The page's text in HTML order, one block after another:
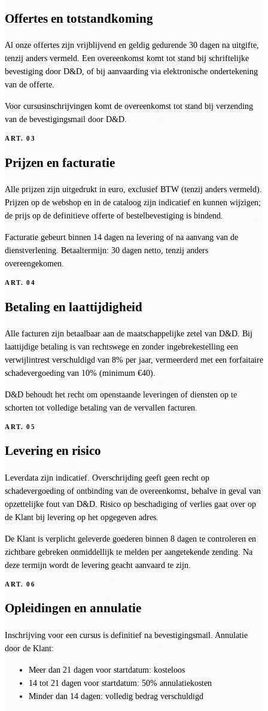
Offertes en totstandkoming
Al onze offertes zijn vrijblijvend en geldig gedurende 30 dagen na uitgifte,
tenzij anders vermeld. Een overeenkomst komt tot stand bij schriftelijke
bevestiging door D&D, of bij aanvaarding via elektronische ondertekening
van de offerte.
Voor cursusinschrijvingen komt de overeenkomst tot stand bij verzending
van de bevestigingsmail door D&D.
ART. 03
Prijzen en facturatie
Alle prijzen zijn uitgedrukt in euro, exclusief BTW (tenzij anders vermeld).
Prijzen op de webshop en in de cataloog zijn indicatief en kunnen wijzigen;
de prijs op de definitieve offerte of bestelbevestiging is bindend.
Facturatie gebeurt binnen 14 dagen na levering of na aanvang van de
dienstverlening. Betaaltermijn: 30 dagen netto, tenzij anders
overeengekomen.
ART. 04
Betaling en laattijdigheid
Alle facturen zijn betaalbaar aan de maatschappelijke zetel van D&D. Bij
laattijdige betaling is van rechtswege en zonder ingebrekestelling een
verwijlintrest verschuldigd van 8% per jaar, vermeerderd met een forfaitaire
schadevergoeding van 10% (minimum €40).
D&D behoudt het recht om openstaande leveringen of diensten op te
schorten tot volledige betaling van de vervallen facturen.
ART. 05
Levering en risico
Leverdata zijn indicatief. Overschrijding geeft geen recht op
schadevergoeding of ontbinding van de overeenkomst, behalve in geval van
opzettelijke fout van D&D. Risico op beschadiging of verlies gaat over op
de Klant bij levering op het opgegeven adres.
De Klant is verplicht geleverde goederen binnen 8 dagen te controleren en
zichtbare gebreken onmiddellijk te melden per aangetekende zending. Na
deze termijn wordt de levering geacht aanvaard te zijn.
ART. 06
Opleidingen en annulatie
Inschrijving voor een cursus is definitief na bevestigingsmail. Annulatie
door de Klant:
Meer dan 21 dagen voor startdatum: kosteloos
14 tot 21 dagen voor startdatum: 50% annulatiekosten
Minder dan 14 dagen: volledig bedrag verschuldigd